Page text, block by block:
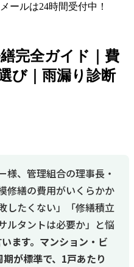
ールは24時間受付中！
完全ガイド｜費
び｜雨漏り診断
様、管理組合の理事長・
修繕の費用がいくらかか
したくない」「修繕積立
ルタントは必要か」と悩
ます。マンション・ビ
が標準で、1戸あたり